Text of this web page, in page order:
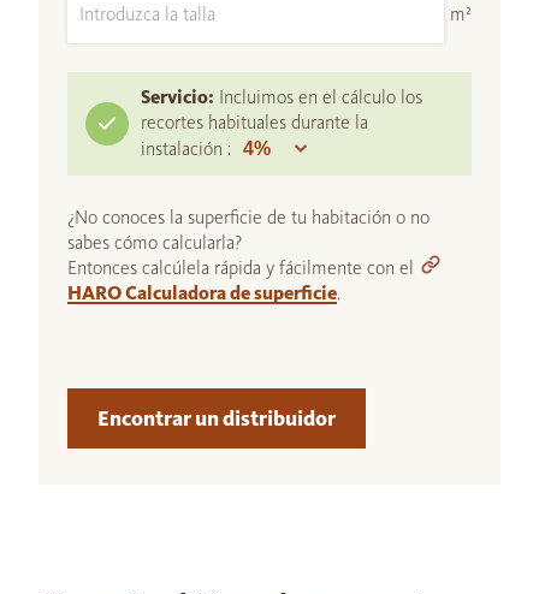
m²
Servicio: Incluimos en el cálculo los
recortes habituales durante la
instalación :
¿No conoces la superficie de tu habitación o no
sabes cómo calcularla?
Entonces calcúlela rápida y fácilmente con el
HARO Calculadora de superficie.
Encontrar un distribuidor